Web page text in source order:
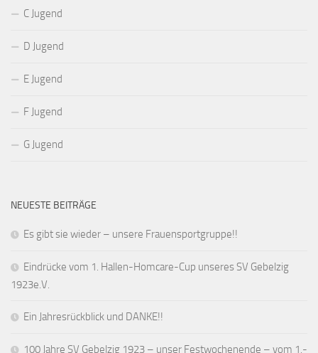
C Jugend
D Jugend
E Jugend
F Jugend
G Jugend
NEUESTE BEITRÄGE
Es gibt sie wieder – unsere Frauensportgruppe!!
Eindrücke vom 1. Hallen-Homcare-Cup unseres SV Gebelzig
1923e.V.
Ein Jahresrückblick und DANKE!!
100 Jahre SV Gebelzig 1923 – unser Festwochenende – vom 1.-